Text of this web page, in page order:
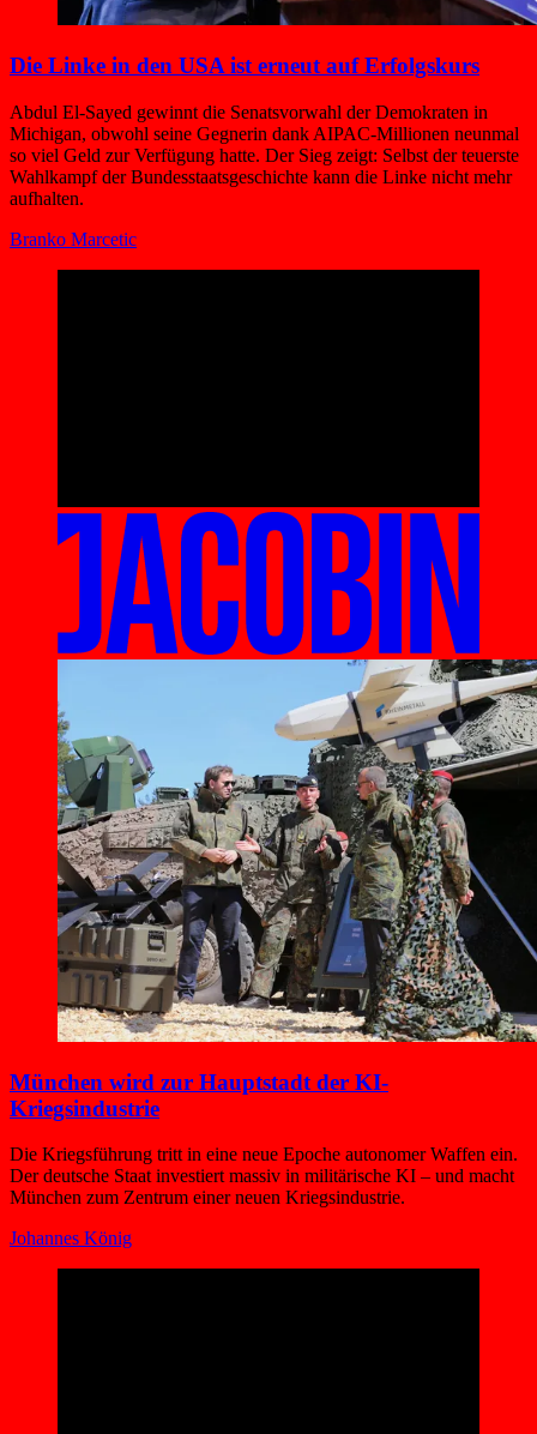
Die Linke in den USA ist erneut auf Erfolgskurs
Abdul El-Sayed gewinnt die Senatsvorwahl der Demokraten in
Michigan, obwohl seine Gegnerin dank AIPAC-Millionen neunmal
so viel Geld zur Verfügung hatte. Der Sieg zeigt: Selbst der teuerste
Wahlkampf der Bundesstaatsgeschichte kann die Linke nicht mehr
aufhalten.
Branko Marcetic
München wird zur Hauptstadt der KI-
Kriegsindustrie
Die Kriegsführung tritt in eine neue Epoche autonomer Waffen ein.
Der deutsche Staat investiert massiv in militärische KI – und macht
München zum Zentrum einer neuen Kriegsindustrie.
Johannes König